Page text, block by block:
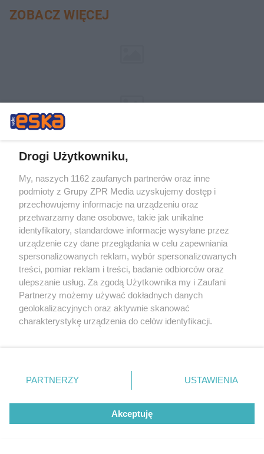
ZOBACZ WIĘCEJ
tym także elektroniczny lub mechaniczny) na jakimkolwiek polu
eksploatacji w jakiejkolwiek formie, włącznie z umieszczaniem w
wykorzystanie utworów w całości lub w części z naruszeniem prawa,
tzn. bez właściwej zgody, jest zabronione pod groźbą kary i może być
ścigane prawnie.
Drogi Użytkowniku,
My, naszych 1162 zaufanych partnerów oraz inne
podmioty z Grupy ZPR Media uzyskujemy dostęp i
przechowujemy informacje na urządzeniu oraz
przetwarzamy dane osobowe, takie jak unikalne
identyfikatory, standardowe informacje wysyłane przez
urządzenie czy dane przeglądania w celu zapewniania
spersonalizowanych reklam, wybór spersonalizowanych
treści, pomiar reklam i treści, badanie odbiorców oraz
ulepszanie usług. Za zgodą Użytkownika my i Zaufani
Partnerzy możemy używać dokładnych danych
geolokalizacyjnych oraz aktywnie skanować
charakterystykę urządzenia do celów identyfikacji.
zmienić/wycofać klikając przycisk ustawień prywatności
znajdujący się w lewym dolnym rogu strony
rodzaje przetwarzania danych nie wymagają zgody
użytkownika, ale masz prawo sprzeciwić się takiemu
przetwarzaniu. Preferencje będą miały zastosowanie tylko
PARTNERZY USTAWIENIA
Akceptuję